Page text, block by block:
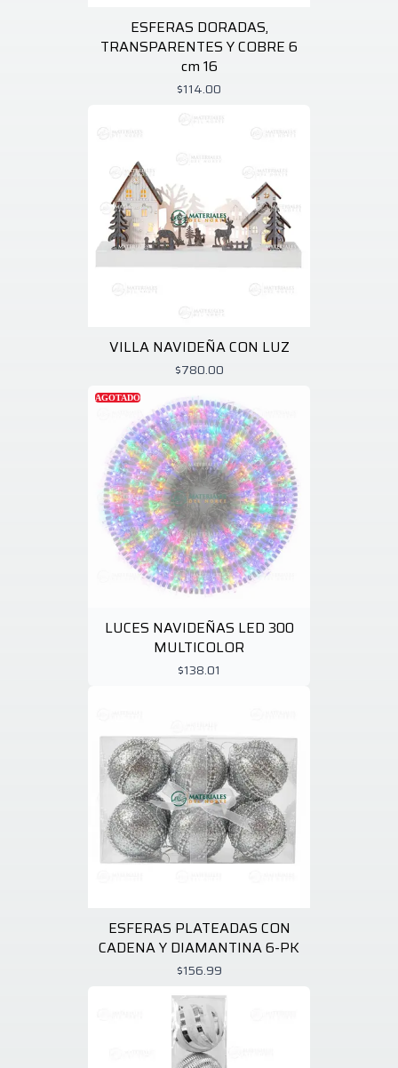
ESFERAS DORADAS,
TRANSPARENTES Y COBRE 6
cm 16
$114.00
VILLA NAVIDEÑA CON LUZ
$780.00
AGOTADO
LUCES NAVIDEÑAS LED 300
MULTICOLOR
$138.01
ESFERAS PLATEADAS CON
CADENA Y DIAMANTINA 6-PK
$156.99